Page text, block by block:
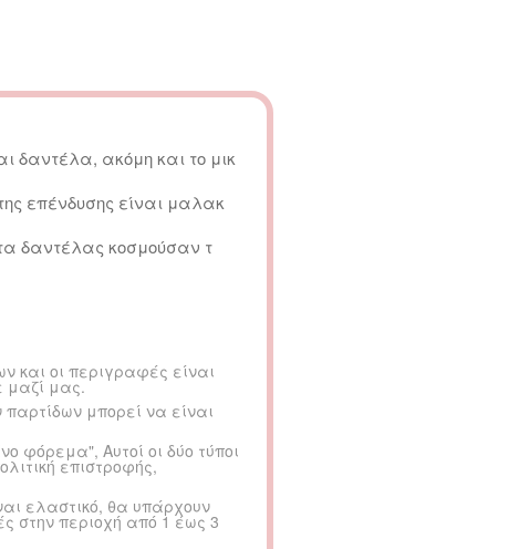
δαντέλα, ακόμη και το μικ
επένδυσης είναι μαλακ
δαντέλας κοσμούσαν τ
και οι περιγραφές είναι
μαζί μας.
μπορεί να είναι
Αυτοί οι δύο τύποι
επιστροφής,
ελαστικό, θα υπάρχουν
στην περιοχή από 1 έως 3